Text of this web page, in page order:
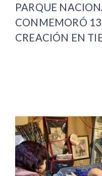
PARQUE
CONMEMORÓ
CREACIÓN EN